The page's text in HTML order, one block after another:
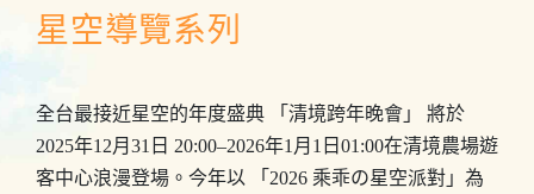
星空導覽系列
全台最接近星空的年度盛典 「清境跨年晚會」 將於
2025年12月31日 20:00–2026年1月1日01:00在清境農場遊
客中心浪漫登場。今年以 「2026 乘乖の星空派對」為